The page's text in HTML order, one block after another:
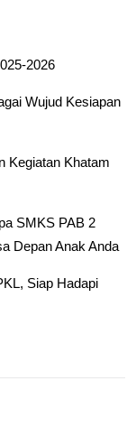
2026
Wujud Kesiapan
Kegiatan Khatam
SMKS PAB 2
Depan Anak Anda
Siap Hadapi